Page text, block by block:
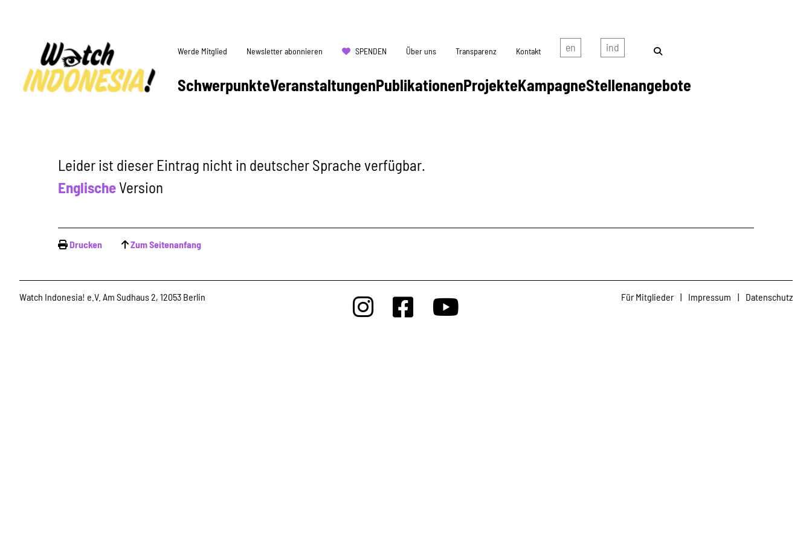
SchwerpunkteVeranstaltungenPublikationenProjekteKampagneStellenangebote
Werde Mitglied Newsletter abonnieren SPENDEN Über uns Transparenz Kontakt
Leider ist dieser Eintrag nicht in deutscher Sprache verfügbar.
Englische Version
Drucken Zum Seitenanfang
Watch Indonesia! e.V. Am Sudhaus 2, 12053 Berlin Für Mitglieder | Impressum | Datenschutz